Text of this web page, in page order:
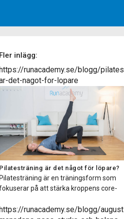
Fler inlägg:
runacademy.se/blogg/
det-nagot-for-lopare
Pilatesträning är det något för löpare?
Pilatesträning är en träningsform som
på att stärka kroppens core-
och hållningen samt öka
runacademy.se/blogg/